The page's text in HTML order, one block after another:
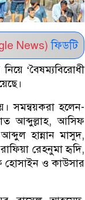
News) ফিডটি
নিয়ে ‘বৈষম্যবিরোধী
সমন্বয়করা হলেন-
আব্দুল্লাহ, আসিফ
হান্নান মাসুদ,
রেহনুমা হৃদি,
হোসাইন ও কাউসার